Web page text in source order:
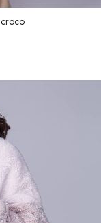
croco